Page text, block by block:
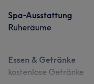
Spa-Ausstattung
Ruheräume
Essen & Getränke
kostenlose Getränke